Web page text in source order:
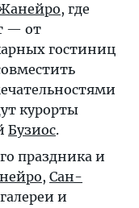
, где
— от
гостиниц
курорты
Бузиос.
праздника и
, Сан-
и